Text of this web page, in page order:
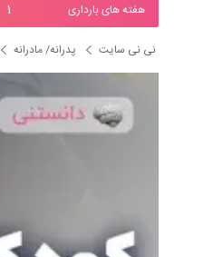
هفته های بارداری 1
نی نی سایت پدرانه/ مادرانه